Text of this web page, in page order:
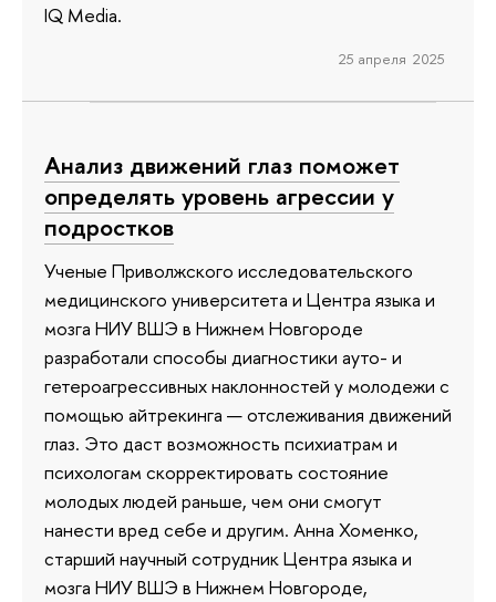
IQ Media.
25 апреля 2025
Анализ движений глаз поможет
определять уровень агрессии у
подростков
Ученые Приволжского исследовательского
медицинского университета и Центра языка и
мозга НИУ ВШЭ в Нижнем Новгороде
разработали способы диагностики ауто- и
гетероагрессивных наклонностей у молодежи с
помощью айтрекинга — отслеживания движений
глаз. Это даст возможность психиатрам и
психологам скорректировать состояние
молодых людей раньше, чем они смогут
нанести вред себе и другим. Анна Хоменко,
старший научный сотрудник Центра языка и
мозга НИУ ВШЭ в Нижнем Новгороде,